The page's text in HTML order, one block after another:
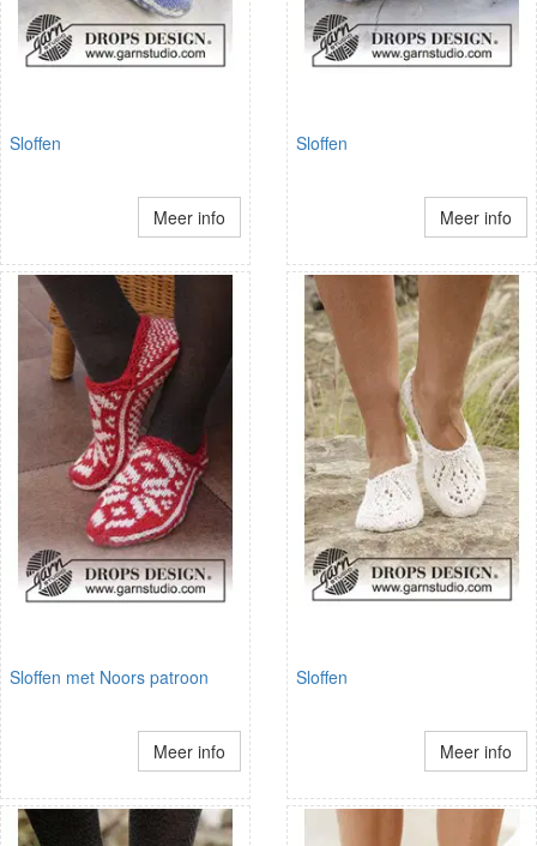
Sloffen
Meer info
Sloffen
Meer info
Sloffen met Noors patroon
Meer info
Sloffen
Meer info